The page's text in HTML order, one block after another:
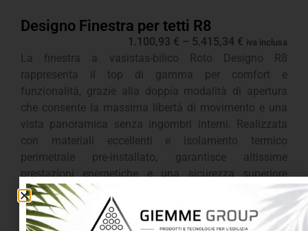
Designo Finestra per tetti R8
1.100,93 € – 5.415,34 € iva inclusa
La finestra a vasistas-bilico Roto Designo R8
rappresenta il top di gamma per comfort e
funzionalità, grazie alla doppia modalità di apertura
che consente la massima libertà di movimento e una
vista panoramica senza ingombri interni. Realizzata
con materiali eccellenti e isolamento termico
perimetrale pre-installato, garantisce altissime
prestazioni energetiche e una sicurezza superiore
grazie ai quattro punti di chiusura centralizzati. Il
design elegante e la maniglia multifunzione
posizionata in basso la rendono la scelta ideale per chi